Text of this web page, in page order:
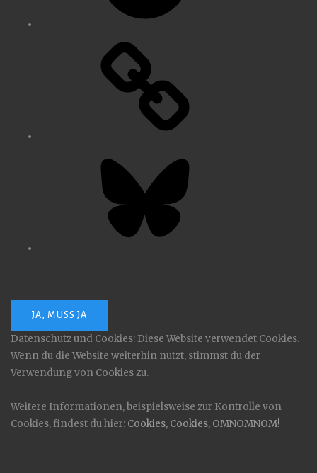
Datenschutz und Cookies: Diese Website verwendet Cookies.
Wenn du die Website weiterhin nutzt, stimmst du der
Verwendung von Cookies zu.
Weitere Informationen, beispielsweise zur Kontrolle von
Cookies, findest du hier: Cookies, Cookies, OMNOMNOM!